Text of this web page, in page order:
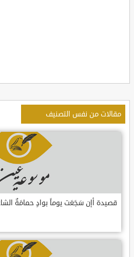
مقالات من نفس التصنيف
قصيدة أإن سَجَعَت يوماً بوادٍ حمامَةٌ